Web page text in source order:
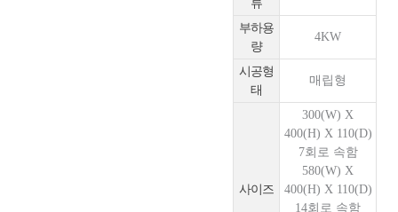
류
부하용
량
4KW
시공형
태
매립형
사이즈
300(W) X
400(H) X 110(D)
7회로 속함
580(W) X
400(H) X 110(D)
14회로 속함